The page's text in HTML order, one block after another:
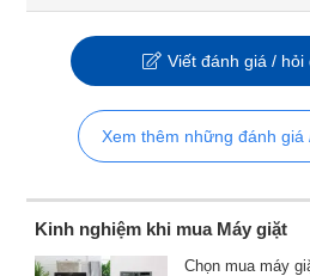
Viết đánh giá / hỏi
Xem thêm những đánh giá
Kinh nghiệm khi mua Máy giặt
Chọn mua máy